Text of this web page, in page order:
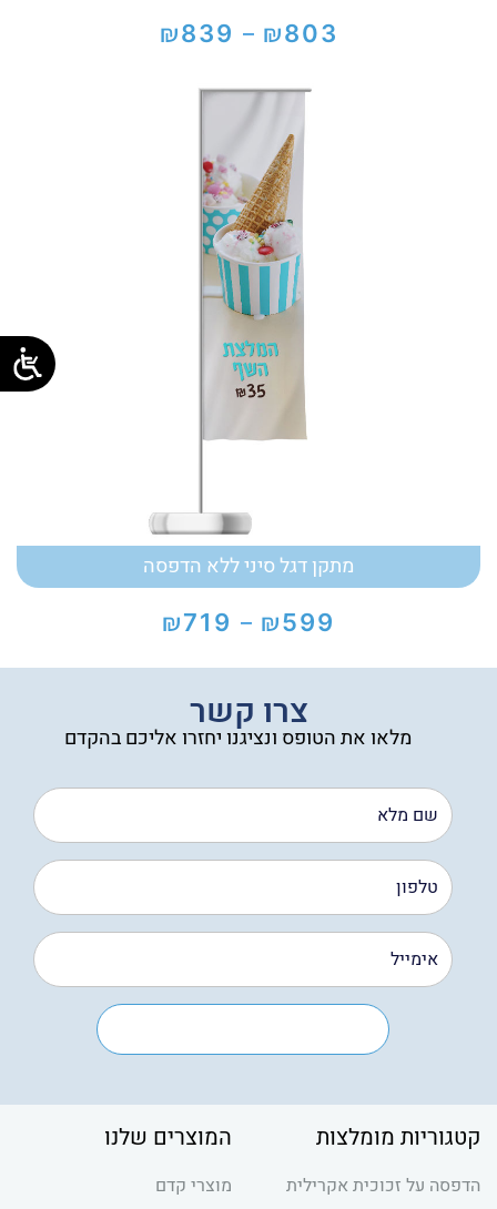
₪803
–
₪839טווח
מתקן דגל סיני ללא הדפסה
₪599
–
₪719טווח
⁦₪599⁩
עד
⁦₪719⁩
צרו קשר
מלאו את הטופס ונציגנו יחזרו אליכם בהקדם
קטגוריות מומלצות
הדפסה על זכוכית אקרילית
המוצרים שלנו
מוצרי קדם